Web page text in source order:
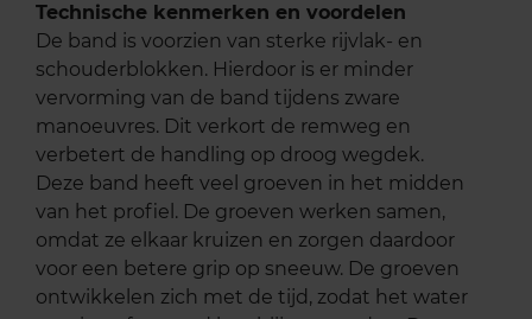
Technische kenmerken en voordelen
De band is voorzien van sterke rijvlak- en
schouderblokken. Hierdoor is er minder
vervorming van de band tijdens zware
manoeuvres. Dit verkort de remweg en
verbetert de handling op droog wegdek.
Deze band heeft veel groeven in het midden
van het profiel. De groeven werken samen,
omdat ze elkaar kruizen en zorgen daardoor
voor een betere grip op sneeuw. De groeven
ontwikkelen zich met de tijd, zodat het water